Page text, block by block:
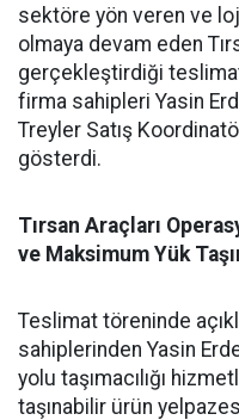
sektöre yön veren ve
olmaya devam eden
gerçekleştirdiği
firma sahipleri Yasin
Treyler Satış
gösterdi.
Tırsan Araçları
ve Maksimum Yük
Teslimat töreninde
sahiplerinden Yasin
yolu taşımacılığı
taşınabilir ürün